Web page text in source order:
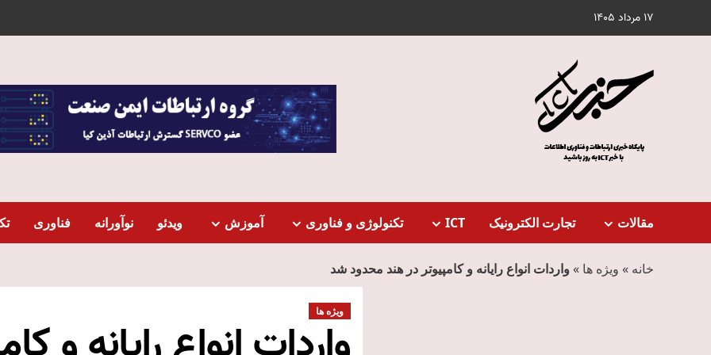
17 مرداد 1405
مقالات تجارت الکترونیک ICT تکنولوژی و فناوری آموزش ویدئو نوآورانه فناوری
خانه » ویژه ها »واردات انواع رایانه و کامپیوتر در هند محدود شد
ویژه ها